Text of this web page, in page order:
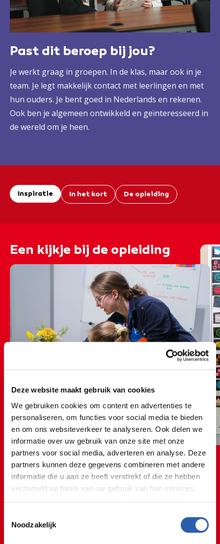
Deze website maakt gebruik van cookies
We gebruiken cookies om content en advertenties te
personaliseren, om functies voor social media te bieden
en om ons websiteverkeer te analyseren. Ook delen we
informatie over uw gebruik van onze site met onze
partners voor social media, adverteren en analyse. Deze
partners kunnen deze gegevens combineren met andere
informatie die u aan ze heeft verstrekt of die ze hebben
verzameld op basis van uw gebruik van hun services.
We werken samen met
die uw gegevens
Noodzakelijk
Past dit beroep bij jou?
Je werkt graag in groepen. In de klas, maar ook in je
team. Je legt makkelijk contact met leerlingen en met
hun ouders. Je bent goed in Nederlands en rekenen.
Ook ben je algemeen ontwikkeld en geïnteresseerd in
de wereld om je heen.
Inspiratie In het kort De opleiding
Een kijkje bij de opleiding
Ik mag zelf taal-, spelling- en